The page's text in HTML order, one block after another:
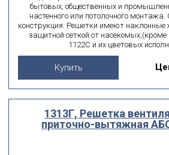
бытовых, общественных и
настенного или потолочного
конструкция. Решетки имеют
защитной сеткой от
1122С и их цветовых
Купить
1313Г, Решетка
приточно-вытяжная